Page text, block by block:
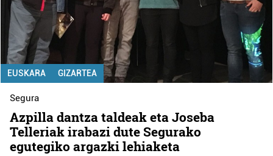
EUSKARA GIZARTEA
Segura
Azpilla dantza taldeak eta Joseba
Telleriak irabazi dute Segurako
egutegiko argazki lehiaketa